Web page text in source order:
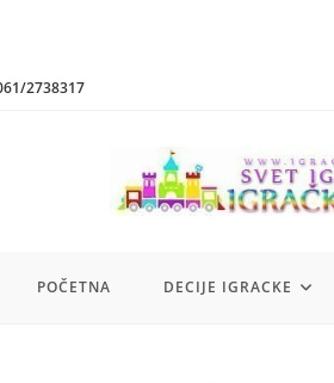
2738317
POČETNA DECIJE IGRACKE